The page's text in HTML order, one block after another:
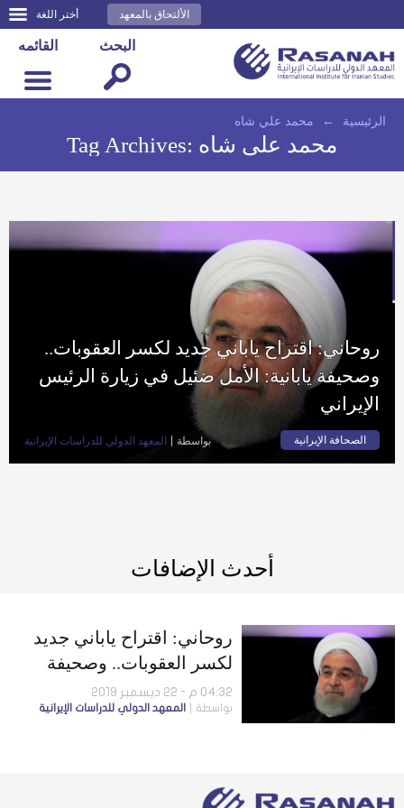
أختر اللغة الألتحاق بالمعهد
القائمه البحث
الرئيسية ← محمد علي شاه
Tag Archives: محمد علي شاه
روحاني: اقتراح ياباني جديد لكسر العقوبات..
وصحيفة يابانية: الأمل ضئيل في زيارة الرئيس
الإيراني
الصحافة الإيرانية بواسطة المعهد الدولي للدراسات الإيرانية
أحدث الإضافات
روحاني: اقتراح ياباني جديد
لكسر العقوبات.. وصحيفة
يابانية: الأمل ضئيل في زيارة
الرئيس الإيراني
04:32 م - 22 ديسمبر 2019
بواسطة المعهد الدولي للدراسات الإيرانية